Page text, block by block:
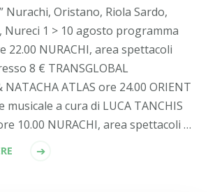
Nurachi, Oristano, Riola Sardo,
Nureci 1 > 10 agosto programma
22.00 NURACHI, area spettacoli
8 € TRANSGLOBAL
NATACHA ATLAS ore 24.00 ORIENT
musicale a cura di LUCA TANCHIS
10.00 NURACHI, area spettacoli …